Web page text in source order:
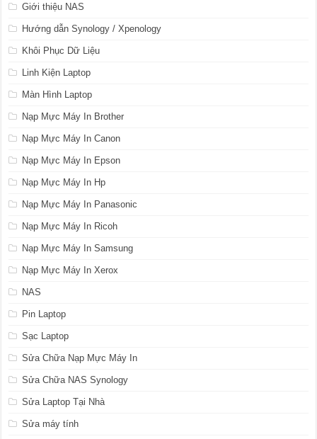
Giới thiệu NAS
Hướng dẫn Synology / Xpenology
Khôi Phục Dữ Liệu
Linh Kiện Laptop
Màn Hình Laptop
Nạp Mực Máy In Brother
Nạp Mực Máy In Canon
Nạp Mực Máy In Epson
Nạp Mực Máy In Hp
Nạp Mực Máy In Panasonic
Nạp Mực Máy In Ricoh
Nạp Mực Máy In Samsung
Nạp Mực Máy In Xerox
NAS
Pin Laptop
Sạc Laptop
Sửa Chữa Nạp Mực Máy In
Sửa Chữa NAS Synology
Sửa Laptop Tại Nhà
Sửa máy tính